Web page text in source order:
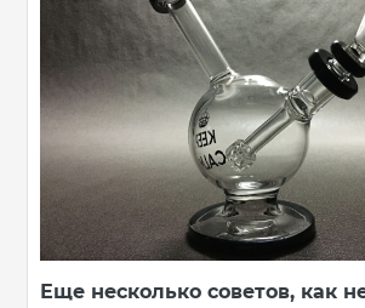
Еще несколько советов, как